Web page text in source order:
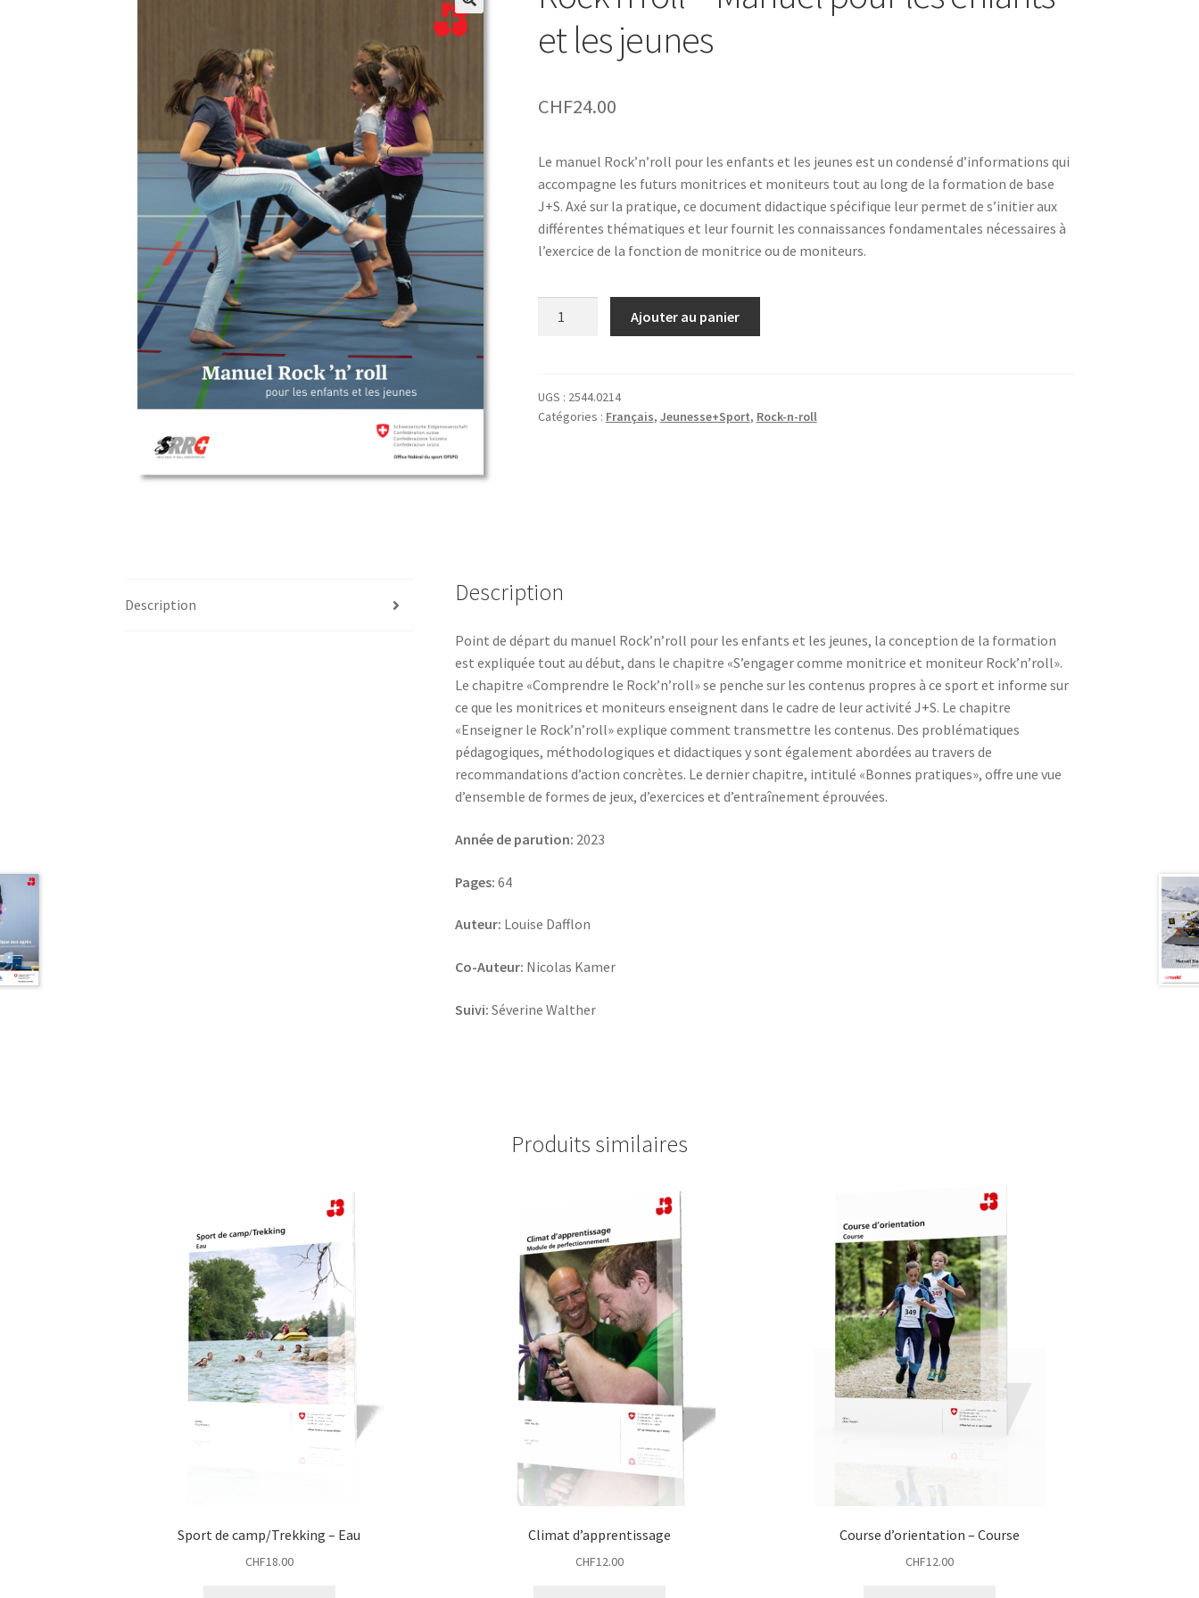
et les jeunes
CHF24.00
Le manuel Rock’n’roll pour les enfants et les jeunes est un condensé d’informations qui
accompagne les futurs monitrices et moniteurs tout au long de la formation de base
J+S. Axé sur la pratique, ce document didactique spécifique leur permet de s’initier aux
différentes thématiques et leur fournit les connaissances fondamentales nécessaires à
l’exercice de la fonction de monitrice ou de moniteurs.
Manuel
pour
Ajouter au panier
UGS : 2544.0214
Catégories : Français, Jeunesse+Sport, Rock-n-roll
Description Description
Point de départ du manuel Rock’n’roll pour les enfants et les jeunes, la conception de la formation
est expliquée tout au début, dans le chapitre «S’engager comme monitrice et moniteur Rock’n’roll».
Le chapitre «Comprendre le Rock’n’roll» se penche sur les contenus propres à ce sport et informe sur
ce que les monitrices et moniteurs enseignent dans le cadre de leur activité J+S. Le chapitre
«Enseigner le Rock’n’roll» explique comment transmettre les contenus. Des problématiques
pédagogiques, méthodologiques et didactiques y sont également abordées au travers de
recommandations d’action concrètes. Le dernier chapitre, intitulé «Bonnes pratiques», offre une vue
d’ensemble de formes de jeux, d’exercices et d’entraînement éprouvées.
Année de parution: 2023
Pages: 64
Auteur: Louise Dafflon
Co-Auteur: Nicolas Kamer
Suivi: Séverine Walther
Produits similaires
Sport de camp/Trekking – Eau
CHF18.00
Climat d’apprentissage
CHF12.00
Course d’orientation – Course
CHF12.00